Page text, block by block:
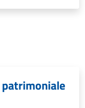
patrimoniale